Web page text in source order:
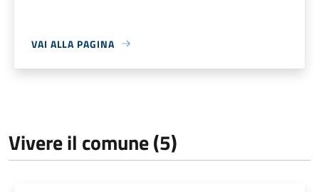
VAI ALLA PAGINA
Vivere il comune (5)